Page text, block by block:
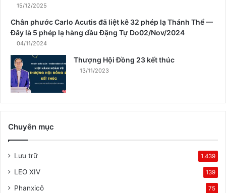
15/12/2025
Chân phước Carlo Acutis đã liệt kê 32 phép lạ Thánh Thể —
Đây là 5 phép lạ hàng đầu Đặng Tự Do02/Nov/2024
04/11/2024
Thượng Hội Đồng 23 kết thúc
13/11/2023
Chuyên mục
Lưu trữ 1.439
LEO XIV 139
Phanxicô 75